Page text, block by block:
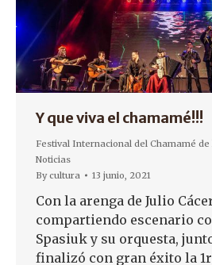
Y que viva el chamamé!!!
Festival Internacional del Chamamé
Noticias
Bycultura 13 junio, 2021
Con la arenga de Julio
compartiendo escenario
Spasiuk y su orquesta,
finalizó con gran éxito la